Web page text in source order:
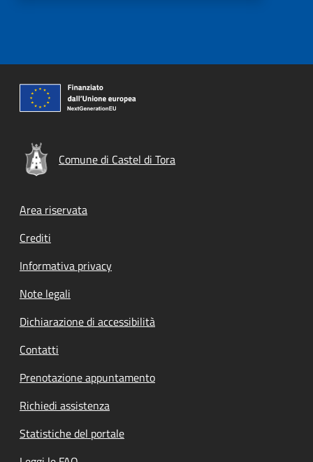
Comune di Castel di Tora
Footer menu
Area riservata
Crediti
Informativa privacy
Note legali
Dichiarazione di accessibilità
Contatti
Prenotazione appuntamento
Richiedi assistenza
Statistiche del portale